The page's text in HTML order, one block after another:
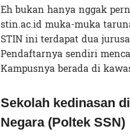
Eh bukan hanya nggak
stin.ac.id muka-muka
STIN ini terdapat dua
Pendaftarnya sendiri
Kampusnya berada di
Sekolah kedinasan
Negara (Poltek SSN)